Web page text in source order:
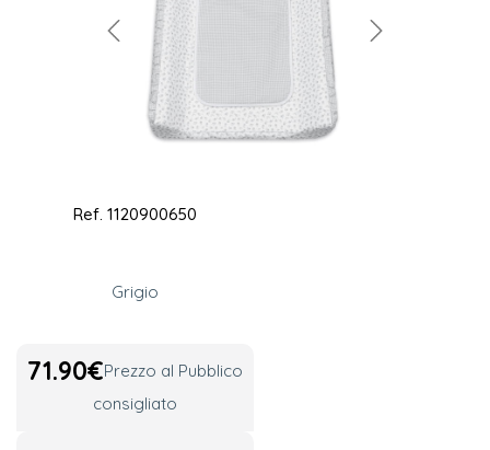
Ref.1120900650
Grigio
71.90€Prezzo al Pubblico
consigliato